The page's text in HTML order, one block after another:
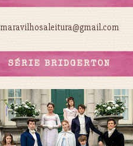
maravilhosaleitura@gmail.com
SÉRIE BRIDGERTON